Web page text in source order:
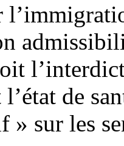
l’état de
» sur les